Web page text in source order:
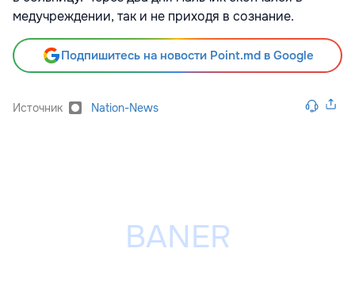
медучреждении, так и не приходя в сознание.
Подпишитесь на новости Point.md в Google
Источник Nation-News